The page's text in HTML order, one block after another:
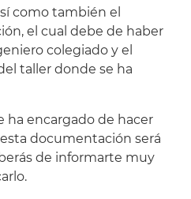
como también el
el cual debe de haber
colegiado y el
taller donde se ha
ha encargado de hacer
documentación será
de informarte muy